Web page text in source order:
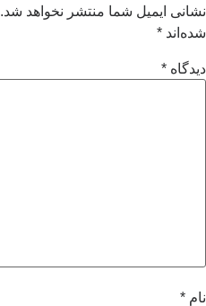
نشانی ایمیل شما منتشر نخواهد شد.
شده‌اند *
دیدگاه *
نام *